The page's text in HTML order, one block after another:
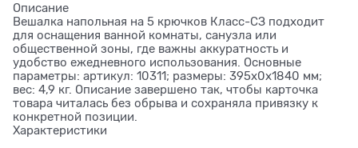
Описание
Вешалка напольная на 5 крючков Класс-СЗ подходит
для оснащения ванной комнаты, санузла или
общественной зоны, где важны аккуратность и
удобство ежедневного использования. Основные
параметры: артикул: 10311; размеры: 395x0x1840 мм;
вес: 4,9 кг. Описание завершено так, чтобы карточка
товара читалась без обрыва и сохраняла привязку к
конкретной позиции.
Характеристики